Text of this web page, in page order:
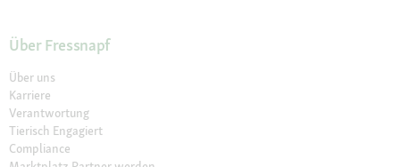
Über Fressnapf
Über uns
Karriere
Verantwortung
Tierisch Engagiert
Compliance